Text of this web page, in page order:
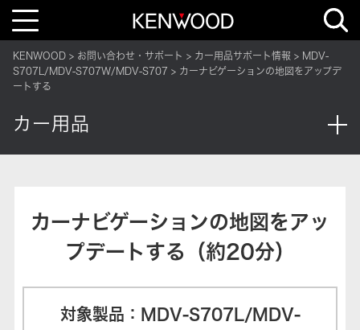
T
l
e
n
a
g
KENWOOD お問い合わせ・サポート カー用品サポート情報
MDV-
S707L/MDV-S707W/MDV-S707
カーナビゲーションの地図をアップデ
ートする
カー用品
カーナビゲーションの地図をアッ
プデートする（約20分）
対象製品：MDV-S707L/MDV-